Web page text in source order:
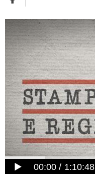
00:00 1:10:48